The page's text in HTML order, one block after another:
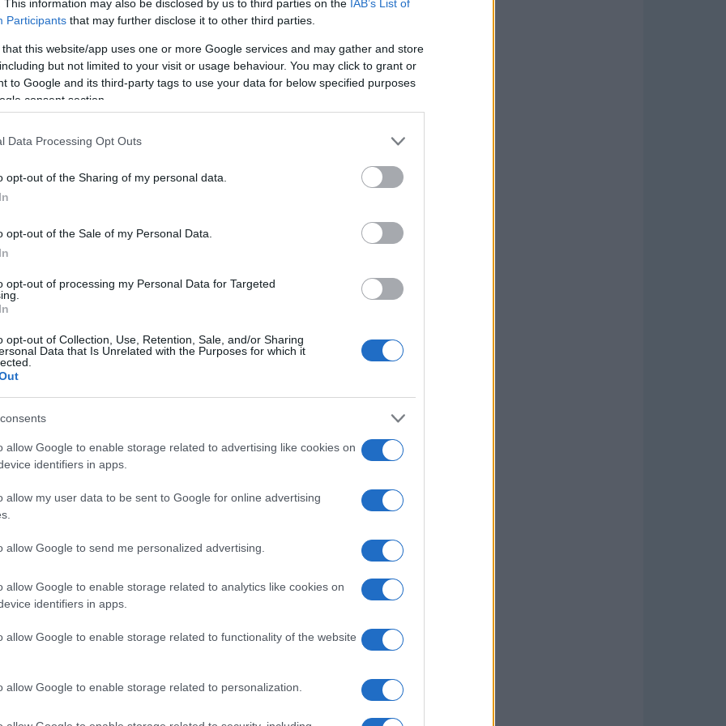
This information may also be disclosed by us to third parties on the IAB’s List of
Participants that may further disclose it to other third parties.
that this website/app uses one or more Google services and may gather and store
but not limited to your visit or usage behaviour. You may click to grant or
to Google and its third-party tags to use your data for below specified purposes
consent section.
Data Processing Opt Outs
opt-out of the Sharing of my personal data.
opt-out of the Sale of my Personal Data.
opt-out of processing my Personal Data for Targeted
opt-out of Collection, Use, Retention, Sale, and/or Sharing
Data that Is Unrelated with the Purposes for which it
allow Google to enable storage related to advertising like cookies on
identifiers in apps.
allow my user data to be sent to Google for online advertising
allow Google to send me personalized advertising.
allow Google to enable storage related to analytics like cookies on
identifiers in apps.
allow Google to enable storage related to functionality of the website
allow Google to enable storage related to personalization.
y los beneficios que pueden
dos puntos clave: la valoración de
de
señaladas tienen una fecha de
de abril. Además,
Express Aspire: la
gama del programa y actualmente ofrece
antes mencionada, ese paquete equivale
tarjeta tiene una cuota anual de $550